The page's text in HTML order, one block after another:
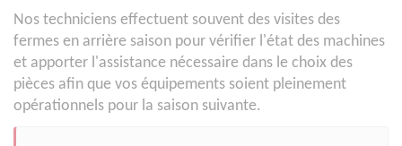
Nos techniciens effectuent souvent des visites des
fermes en arrière saison pour vérifier l'état des machines
et apporter l'assistance nécessaire dans le choix des
pièces afin que vos équipements soient pleinement
opérationnels pour la saison suivante.